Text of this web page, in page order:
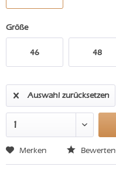
Größe
46 48
Auswahl zurücksetzen
Merken Bewerten